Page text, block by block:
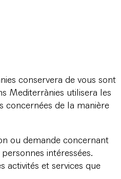
conservera de vous sont
Mediterrànies utilisera les
concernées de la manière
ou demande concernant
intéressées.
activités et services que